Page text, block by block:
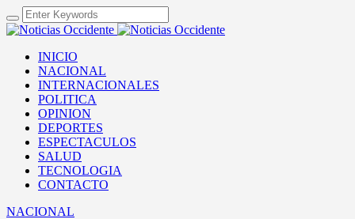
INICIO
NACIONAL
INTERNACIONALES
POLITICA
OPINION
DEPORTES
ESPECTACULOS
SALUD
TECNOLOGIA
CONTACTO
NACIONAL